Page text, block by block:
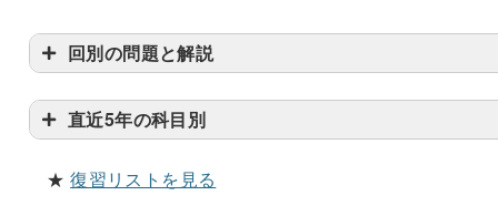
回別の問題と解説
直近5年の科目別
★復習リストを見る